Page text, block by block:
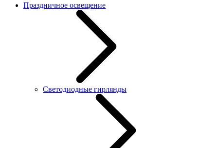
Праздничное освещение
Светодиодные гирлянды